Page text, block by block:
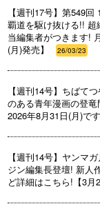
【週刊17号】第549
覇道を駆け抜ける!!
当編集者がつきます!
(月)発売】
26/03/23
【週刊14号】ちばて
のある青年漫画の登
2026年8月31日(月)で
【週刊14号】ヤンマ
ジン編集長登壇! 新人
ど詳細はこちら!【3月